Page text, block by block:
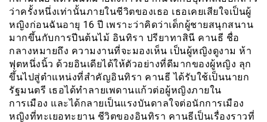
ว่าครั้งหนึ่งเท่านั้นภายในชีวิตของเธอ เธอเคยเสียใจเป็นผู้
หญิงก่อนฉันอายุ 16 ปี เพราะว่าคิดว่าเด็กผู้ชายสนุกสนาน
มากขึ้นกับการปีนต้นไม้ อินทิรา ปรียาทาสินี คานธี ชื่อ
กลางหมายถึง ความงานที่จะมองเห็น เป็นผู้หญิงดูงาม ห้า
ฟุตหนึ่งนิ้ว ด้วยอินเดียได้ให้ตัวอย่างที่ดีมากของผู้หญิง ลุก
ขึ้นไปสู่ตำแหน่งที่สำคัญอินทิรา คานธี ได้รับใช้เป็นนายก
รัฐมนตรี เธอได้ทำลายเพดานแก้วต่อผู้หญิงภายใน
การเมือง และได้กลายเป็นแรงบันดาลใจต่อนักการเมือง
หญิงที่ทะเยอทะยาน ชีวิตของอินทิรา คานธีเป็นเรื่องราวที่